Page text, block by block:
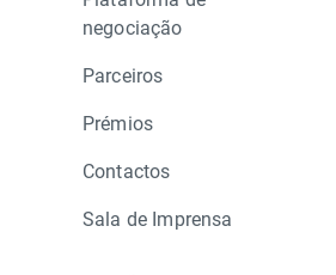
negociação
Parceiros
Prémios
Contactos
Sala de Imprensa